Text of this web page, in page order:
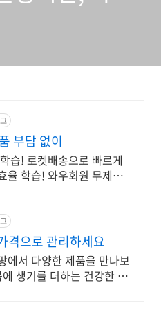
부담 없이
습! 로켓배송으로 빠르게
율 학습! 와우회원 무제한
격으로 관리하세요
에서 다양한 제품을 만나보
생기를 더하는 건강한 선